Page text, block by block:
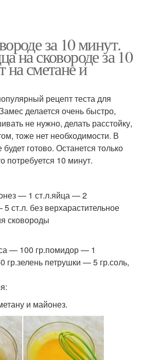
за 10 минут.
на сковороде за 10
на сметане и
рецепт теста для
делается очень быстро,
не нужно, делать расстойку,
тоже нет необходимости. В
готово. Останется только
потребуется 10 минут.
— 1 ст.л.яйца — 2
ст.л. без верхарастительное
сковороды
— 100 гр.помидор — 1
петрушки — 5 гр.соль,
и майонез.